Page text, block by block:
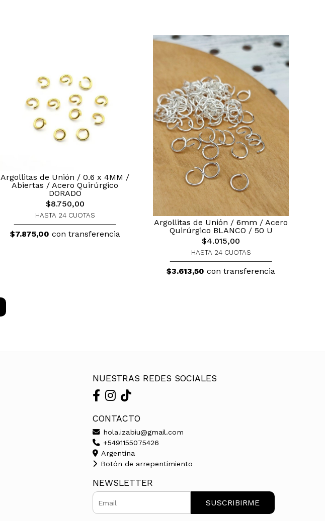
Argollitas de Unión / 0.6 x 4MM /
Abiertas / Acero Quirúrgico
DORADO
$8.750,00
HASTA 24 CUOTAS
$7.875,00 con transferencia
Argollitas de Unión / 6mm / Acero
Quirúrgico BLANCO / 50 U
$4.015,00
HASTA 24 CUOTAS
$3.613,50 con transferencia
NUESTRAS REDES SOCIALES
CONTACTO
hola.izabiu@gmail.com
+5491155075426
Argentina
Botón de arrepentimiento
NEWSLETTER
SUSCRIBIRME